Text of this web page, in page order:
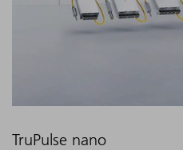
TruPulse nano